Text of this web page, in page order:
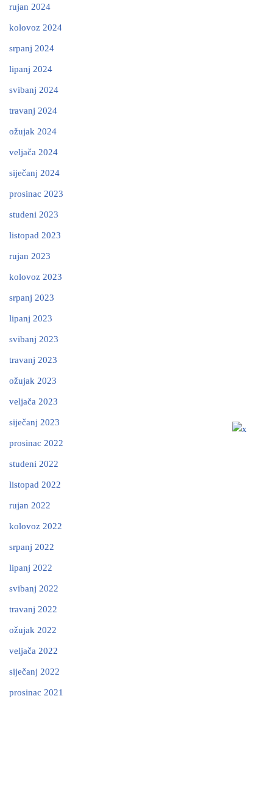
rujan 2024
kolovoz 2024
srpanj 2024
lipanj 2024
svibanj 2024
travanj 2024
ožujak 2024
veljača 2024
siječanj 2024
prosinac 2023
studeni 2023
listopad 2023
rujan 2023
kolovoz 2023
srpanj 2023
lipanj 2023
svibanj 2023
travanj 2023
ožujak 2023
veljača 2023
siječanj 2023
prosinac 2022
studeni 2022
listopad 2022
rujan 2022
kolovoz 2022
srpanj 2022
lipanj 2022
svibanj 2022
travanj 2022
ožujak 2022
veljača 2022
siječanj 2022
prosinac 2021